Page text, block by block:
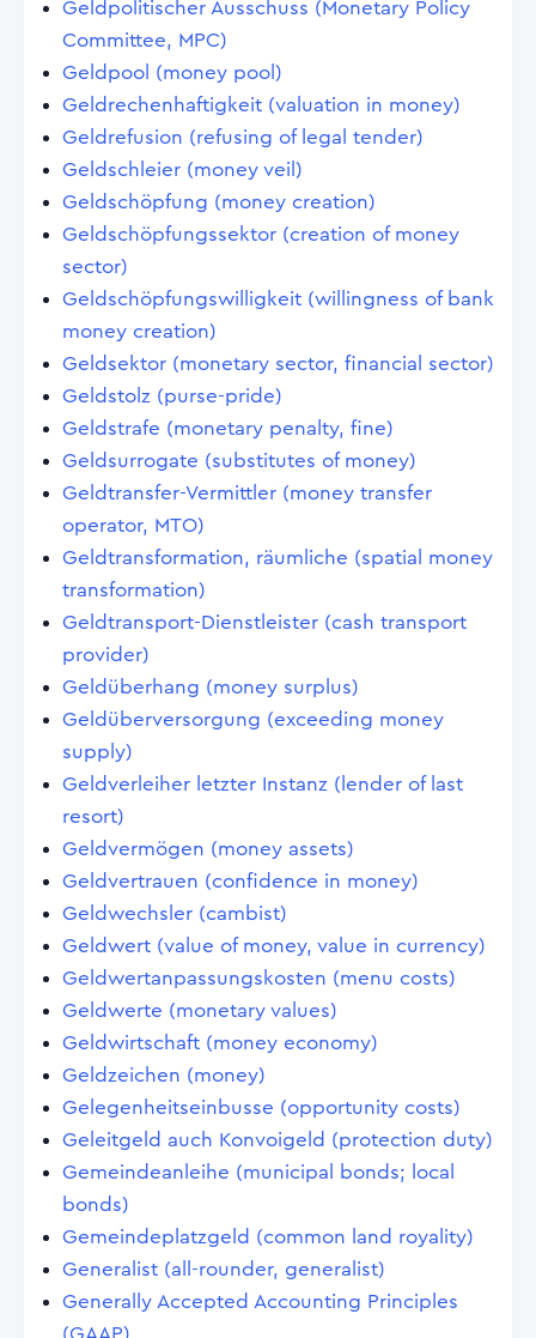
Geldpolitischer Ausschuss (Monetary Policy
Committee, MPC)
Geldpool (money pool)
Geldrechenhaftigkeit (valuation in money)
Geldrefusion (refusing of legal tender)
Geldschleier (money veil)
Geldschöpfung (money creation)
Geldschöpfungssektor (creation of money
sector)
Geldschöpfungswilligkeit (willingness of bank
money creation)
Geldsektor (monetary sector, financial sector)
Geldstolz (purse-pride)
Geldstrafe (monetary penalty, fine)
Geldsurrogate (substitutes of money)
Geldtransfer-Vermittler (money transfer
operator, MTO)
Geldtransformation, räumliche (spatial money
transformation)
Geldtransport-Dienstleister (cash transport
provider)
Geldüberhang (money surplus)
Geldüberversorgung (exceeding money
supply)
Geldverleiher letzter Instanz (lender of last
resort)
Geldvermögen (money assets)
Geldvertrauen (confidence in money)
Geldwechsler (cambist)
Geldwert (value of money, value in currency)
Geldwertanpassungskosten (menu costs)
Geldwerte (monetary values)
Geldwirtschaft (money economy)
Geldzeichen (money)
Gelegenheitseinbusse (opportunity costs)
Geleitgeld auch Konvoigeld (protection duty)
Gemeindeanleihe (municipal bonds; local
bonds)
Gemeindeplatzgeld (common land royality)
Generalist (all-rounder, generalist)
Generally Accepted Accounting Principles
(GAAP)